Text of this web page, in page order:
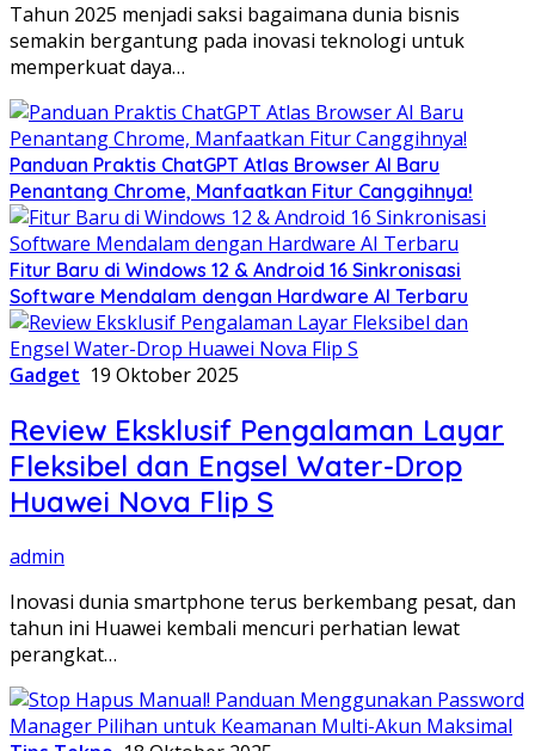
Tahun 2025 menjadi saksi bagaimana dunia bisnis
semakin bergantung pada inovasi teknologi untuk
memperkuat daya…
Panduan Praktis ChatGPT Atlas Browser AI Baru
Penantang Chrome, Manfaatkan Fitur Canggihnya!
Fitur Baru di Windows 12 & Android 16 Sinkronisasi
Software Mendalam dengan Hardware AI Terbaru
Gadget 19 Oktober 2025
Review Eksklusif Pengalaman Layar
Fleksibel dan Engsel Water-Drop
Huawei Nova Flip S
admin
Inovasi dunia smartphone terus berkembang pesat, dan
tahun ini Huawei kembali mencuri perhatian lewat
perangkat…